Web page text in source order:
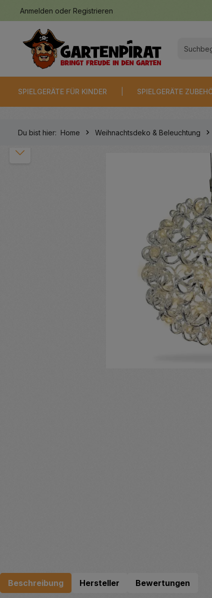
Zur Hauptnavigation springen
Anmelden oder Registrieren
SPIELGERÄTE FÜR KINDER SPIELGERÄTE
Du bist hier: Home Weihnachtsdeko & Beleuchtung
Bildergalerie überspringen
Beschreibung Hersteller Bewertungen